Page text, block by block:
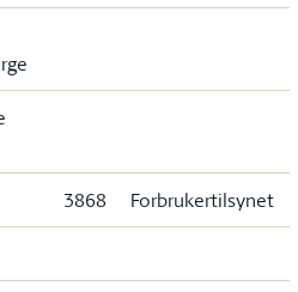
3868 Forbrukertilsynet